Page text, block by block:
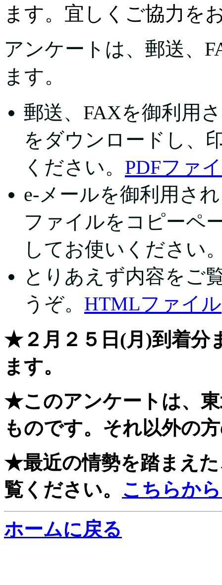
ます。宜しくご協力を
アンケートは、郵送、
ます。
郵送、FAXを御利用
をダウンロードし、
ください。 PDFファ
e-メールを御利用さ
ファイルをコピーペ
してお使いください
とりあえず内容をご
うぞ。 HTMLファイル
★２月２５日(月)到着分
ます。
★このアンケートは、
ものです。それ以外の
★最近の情勢を踏まえ
覧ください。 こちらか
ホームに戻る